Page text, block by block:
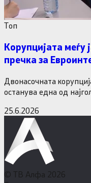
Tоп
Корупцијата меѓу
пречка за
Двонасочната
останува една од
25.6.2026
© ТВ Алфа 2026